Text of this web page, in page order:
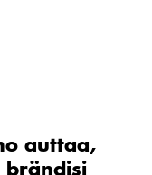
auttaa,